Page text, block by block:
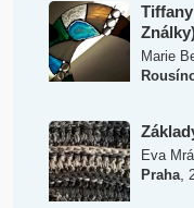
Marie
Eva
Praha,